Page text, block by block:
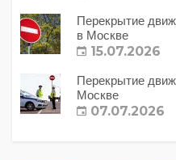
Перекрытие
в Москве
15.07.2026
Перекрытие
Москве
07.07.2026